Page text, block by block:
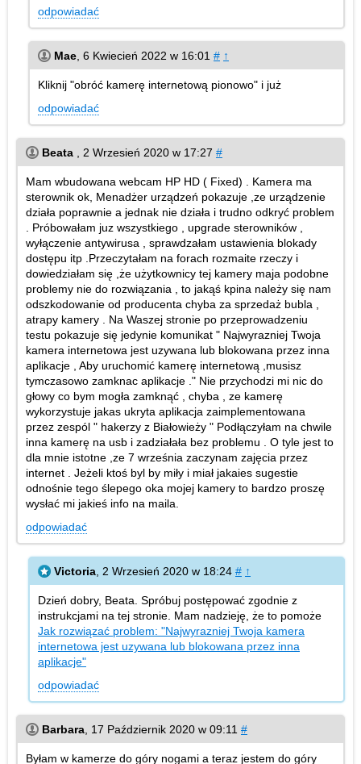
odpowiadać
Mae 6 Kwiecień 2022 w 16:01 # ↑
Kliknij "obróć kamerę internetową pionowo" i już
odpowiadać
Beata 2 Wrzesień 2020 w 17:27 #
Mam wbudowana webcam HP HD ( Fixed) . Kamera ma
sterownik ok, Menadżer urządzeń pokazuje ,ze urządzenie
działa poprawnie a jednak nie działa i trudno odkryć problem
. Próbowałam juz wszystkiego , upgrade sterowników ,
wyłączenie antywirusa , sprawdzałam ustawienia blokady
dostępu itp .Przeczytałam na forach rozmaite rzeczy i
dowiedziałam się ,że użytkownicy tej kamery maja podobne
problemy nie do rozwiązania , to jakąś kpina należy się nam
odszkodowanie od producenta chyba za sprzedaż bubla ,
atrapy kamery . Na Waszej stronie po przeprowadzeniu
testu pokazuje się jedynie komunikat " Najwyrazniej Twoja
kamera internetowa jest uzywana lub blokowana przez inna
aplikacje , Aby uruchomić kamerę internetową ,musisz
tymczasowo zamknac aplikacje ." Nie przychodzi mi nic do
głowy co bym mogła zamknąć , chyba , ze kamerę
wykorzystuje jakas ukryta aplikacja zaimplementowana
przez zespól " hakerzy z Białowieży " Podłączyłam na chwile
inna kamerę na usb i zadziałała bez problemu . O tyle jest to
dla mnie istotne ,ze 7 września zaczynam zajęcia przez
internet . Jeżeli ktoś byl by miły i miał jakaies sugestie
odnośnie tego ślepego oka mojej kamery to bardzo proszę
wysłać mi jakieś info na maila.
odpowiadać
Victoria 2 Wrzesień 2020 w 18:24 # ↑
Dzień dobry, Beata. Spróbuj postępować zgodnie z
instrukcjami na tej stronie. Mam nadzieję, że to pomoże
Jak rozwiązać problem: "Najwyrazniej Twoja kamera
internetowa jest uzywana lub blokowana przez inna
aplikacje"
odpowiadać
Barbara 17 Październik 2020 w 09:11 #
Byłam w kamerze do góry nogami a teraz jestem do góry